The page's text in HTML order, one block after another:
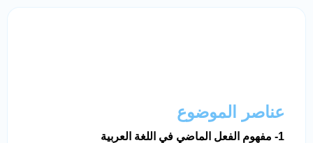
عناصر الموضوع
1- مفهوم الفعل الماضي في اللغة العربية